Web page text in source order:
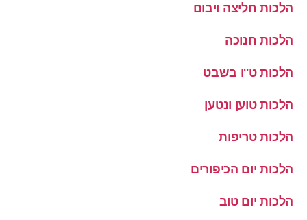
הלכות חליצה ויבום
הלכות חנוכה
הלכות ט''ו בשבט
הלכות טוען ונטען
הלכות טריפות
הלכות יום הכיפורים
הלכות יום טוב